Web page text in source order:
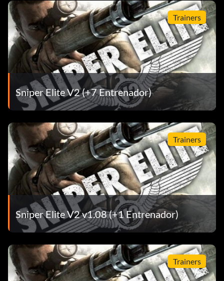
Trainers
Sniper Elite V2 (+7 Entrenador)
Trainers
Sniper Elite V2 v1.08 (+1 Entrenador)
Trainers